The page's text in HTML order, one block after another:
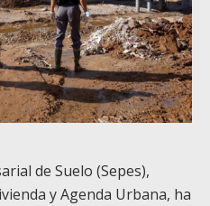
de Suelo (Sepes),
y Agenda Urbana, ha